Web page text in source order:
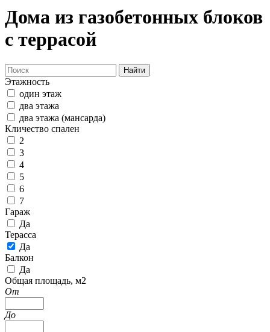
Дома из газобетонных блоков
с террасой
Найти
Этажность
один этаж
два этажа
два этажа (мансарда)
Кличество спален
2
3
4
5
6
7
Гараж
Да
Терасса
Да
Балкон
Да
Общая площадь, м2
От
До